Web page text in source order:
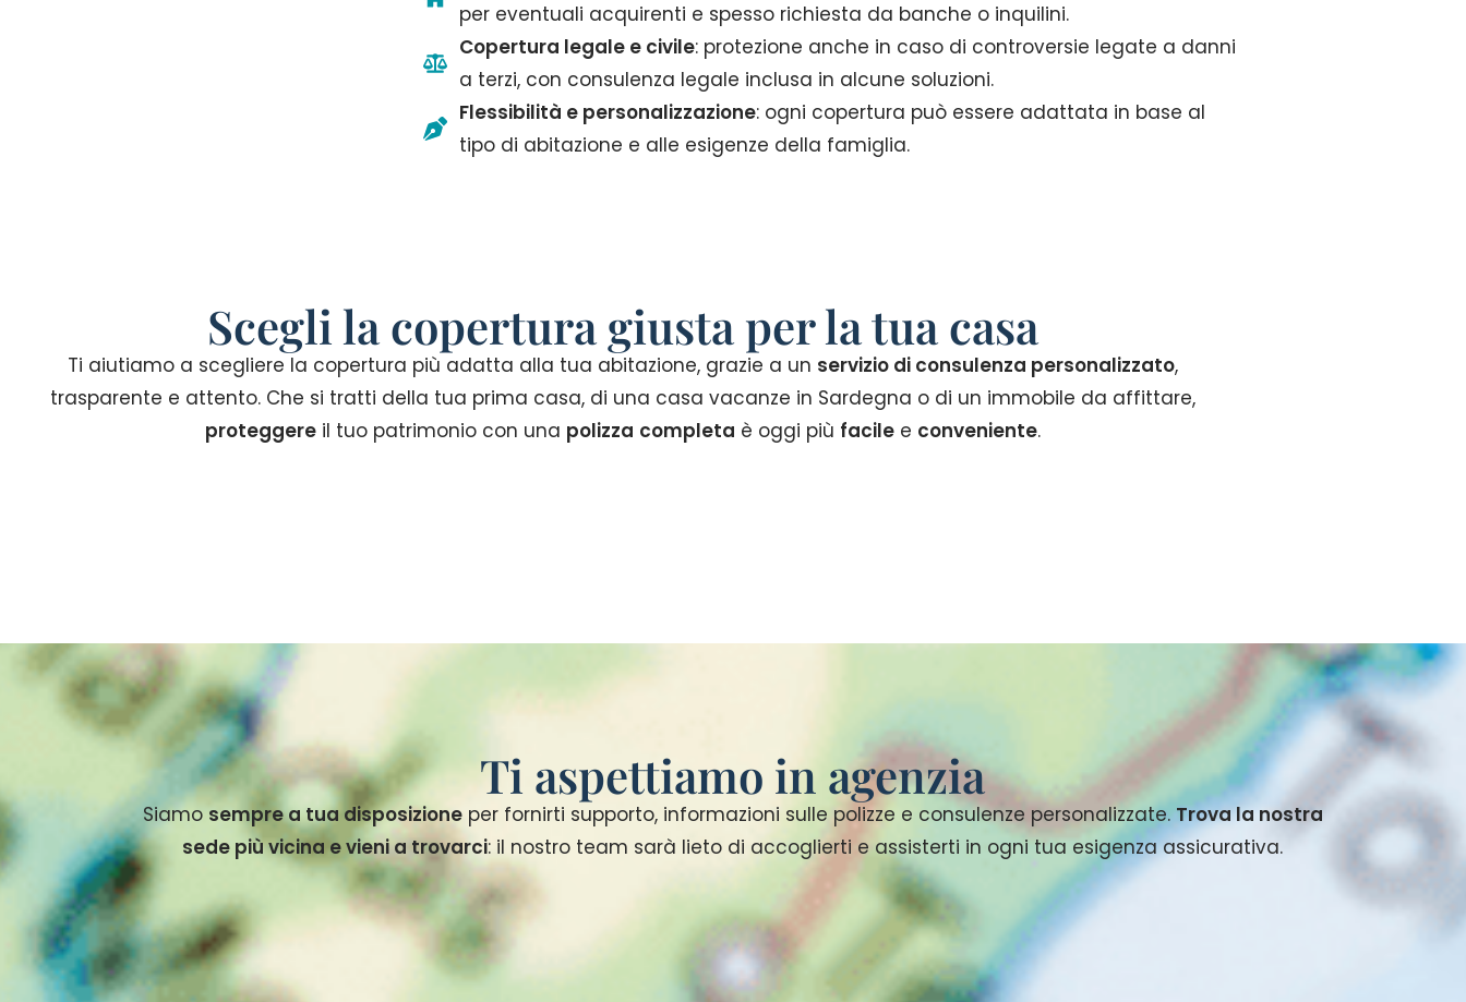
per eventuali acquirenti e spesso richiesta da banche o inquilini.
Copertura legale e civile: protezione anche in caso di controversie legate a danni
a terzi, con consulenza legale inclusa in alcune soluzioni.
Flessibilità e personalizzazione: ogni copertura può essere adattata in base al
tipo di abitazione e alle esigenze della famiglia.
Ti aiutiamo a scegliere la copertura più adatta alla tua abitazione, grazie a un servizio di consulenza personalizzato,
trasparente e attento. Che si tratti della tua prima casa, di una casa vacanze in Sardegna o di un immobile da affittare,
proteggere il tuo patrimonio con una polizza completa è oggi più facile e conveniente.
Scegli la copertura giusta per la tua casa
Siamo sempre a tua disposizioneper fornirti supporto, informazioni sulle polizze e consulenze personalizzate. Trova la nostra
sede più vicina e vieni a trovarci: il nostro team sarà lieto di accoglierti e assisterti in ogni tua esigenza assicurativa.
Ti aspettiamo in agenzia